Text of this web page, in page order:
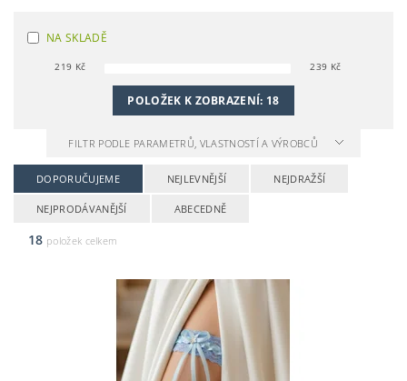
NA SKLADĚ
219 Kč 239 Kč
POLOŽEK K ZOBRAZENÍ: 18
FILTR PODLE PARAMETRŮ, VLASTNOSTÍ A VÝROBCŮ
DOPORUČUJEME NEJLEVNĚJŠÍ NEJDRAŽŠÍ
NEJPRODÁVANĚJŠÍ ABECEDNĚ
18 položek celkem